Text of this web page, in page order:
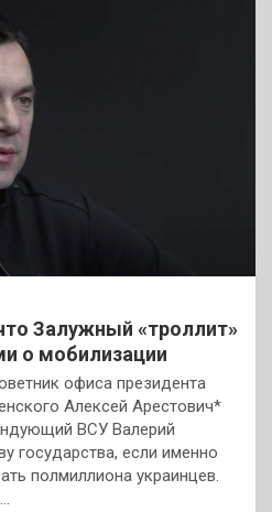
Залужный «троллит»
о мобилизации
офиса президента
Алексей Арестович*
ВСУ Валерий
государства, если именно
полмиллиона украинцев.